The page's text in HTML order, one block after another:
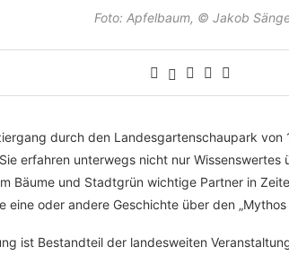
Foto: Apfelbaum, © Jakob
durch den Landesgartenschaupark von
erfahren unterwegs nicht nur
Bäume und Stadtgrün wichtige Partner in
eine oder andere Geschichte über den „Mythos
ist Bestandteil der landesweiten